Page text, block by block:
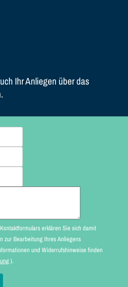
Ihr Anliegen über das
erklären Sie sich damit
).